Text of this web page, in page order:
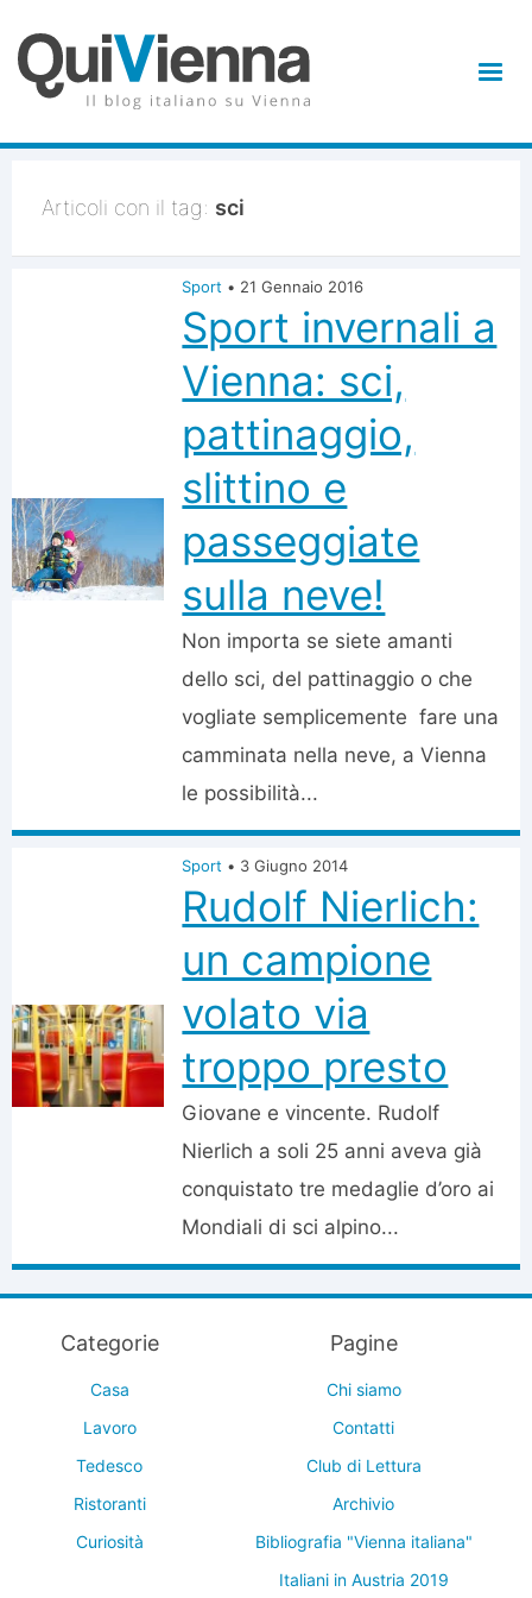
Articoli con il tag: sci
Sport • 21 Gennaio 2016
Sport invernali a
Vienna: sci,
pattinaggio,
slittino e
passeggiate
sulla neve!
Non importa se siete amanti
dello sci, del pattinaggio o che
vogliate semplicemente fare una
camminata nella neve, a Vienna
le possibilità...
Sport • 3 Giugno 2014
Rudolf Nierlich:
un campione
volato via
troppo presto
Giovane e vincente. Rudolf
Nierlich a soli 25 anni aveva già
conquistato tre medaglie d’oro ai
Mondiali di sci alpino...
Categorie
Casa
Lavoro
Tedesco
Ristoranti
Curiosità
Pagine
Chi siamo
Contatti
Club di Lettura
Archivio
Bibliografia "Vienna italiana"
Italiani in Austria 2019